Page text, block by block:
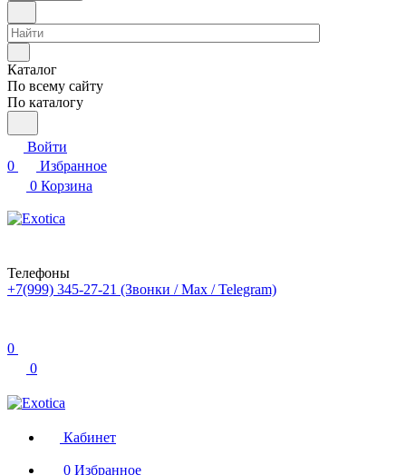
Каталог
По всему сайту
По каталогу
Войти
0
Избранное
0 Корзина
Телефоны
+7(999) 345-27-21 (Звонки / Max / Telegram)
0
0
Кабинет
0 Избранное